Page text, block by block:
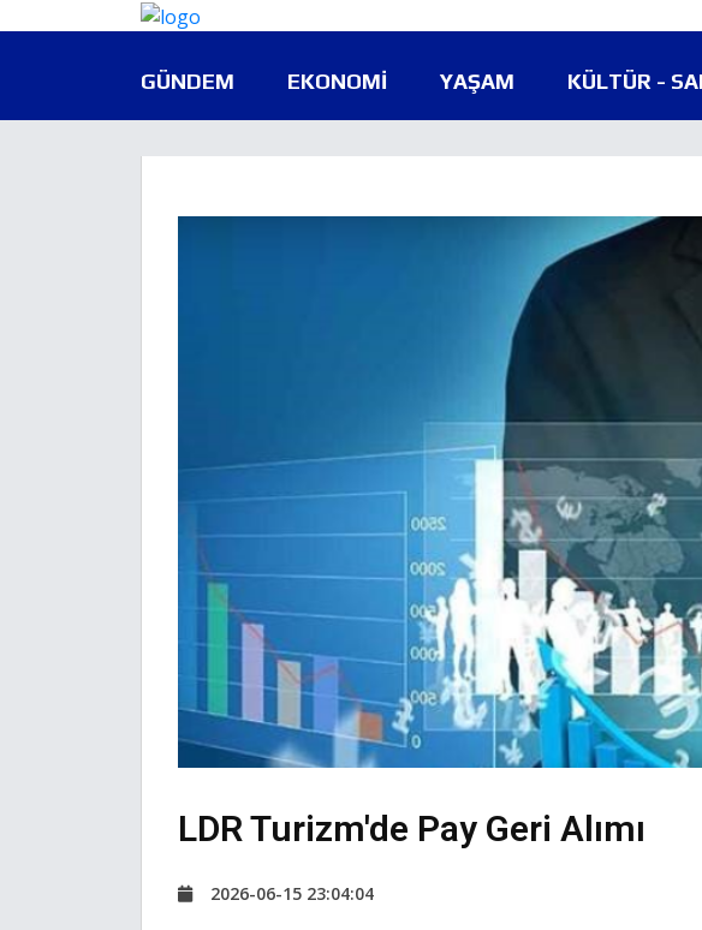
GÜNDEM EKONOMI YAŞAM KÜLTÜR -
LDR Turizm'de Pay Geri Alımı
2026-06-15 23:04:04